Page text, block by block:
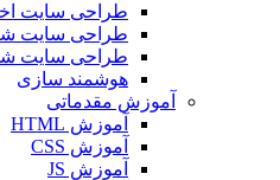
طراحی سایت اختصاصی
طراحی سایت شرکتی
طراحی سایت شخصی
هوشمند سازی
آموزش مقدماتی
آموزش HTML
آموزش CSS
آموزش JS